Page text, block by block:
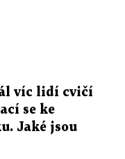
víc lidí cvičí
se ke
Jaké jsou